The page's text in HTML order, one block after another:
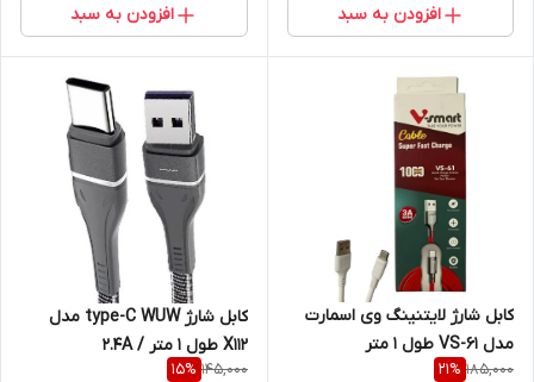
افزودن به سبد افزودن به سبد
کابل شارژ لایتنینگ وی اسمارت
مدل VS-61 طول 1 متر
185,000
21%
کابل شارژ type-C WUW مدل
X112 طول 1 متر / 2.4A
145,000
15%